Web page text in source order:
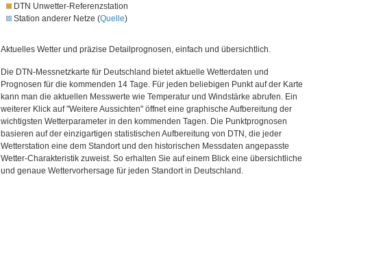
DTN Unwetter-Referenzstation
Station anderer Netze (Quelle)
Aktuelles Wetter und präzise Detailprognosen, einfach und übersichtlich.
Die DTN-Messnetzkarte für Deutschland bietet aktuelle Wetterdaten und
Prognosen für die kommenden 14 Tage. Für jeden beliebigen Punkt auf der Karte
kann man die aktuellen Messwerte wie Temperatur und Windstärke abrufen. Ein
weiterer Klick auf "Weitere Aussichten" öffnet eine graphische Aufbereitung der
wichtigsten Wetterparameter in den kommenden Tagen. Die Punktprognosen
basieren auf der einzigartigen statistischen Aufbereitung von DTN, die jeder
Wetterstation eine dem Standort und den historischen Messdaten angepasste
Wetter-Charakteristik zuweist. So erhalten Sie auf einem Blick eine übersichtliche
und genaue Wettervorhersage für jeden Standort in Deutschland.